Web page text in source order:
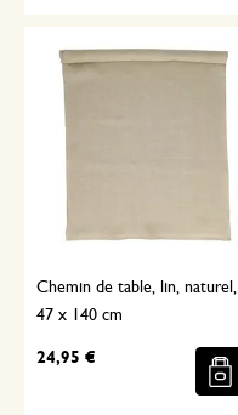
Chemin de table, lin, naturel,
47 x 140 cm
24,95 €